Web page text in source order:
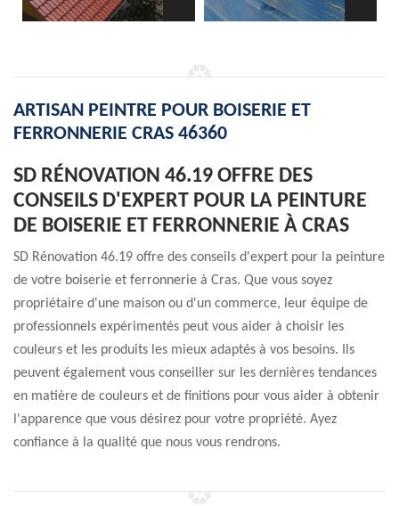
ARTISAN PEINTRE POUR BOISERIE ET
FERRONNERIE CRAS 46360
SD RÉNOVATION 46.19 OFFRE DES
CONSEILS D'EXPERT POUR LA PEINTURE
DE BOISERIE ET FERRONNERIE À CRAS
SD Rénovation 46.19 offre des conseils d'expert pour la peinture
de votre boiserie et ferronnerie à Cras. Que vous soyez
propriétaire d'une maison ou d'un commerce, leur équipe de
professionnels expérimentés peut vous aider à choisir les
couleurs et les produits les mieux adaptés à vos besoins. Ils
peuvent également vous conseiller sur les dernières tendances
en matière de couleurs et de finitions pour vous aider à obtenir
l'apparence que vous désirez pour votre propriété. Ayez
confiance à la qualité que nous vous rendrons.